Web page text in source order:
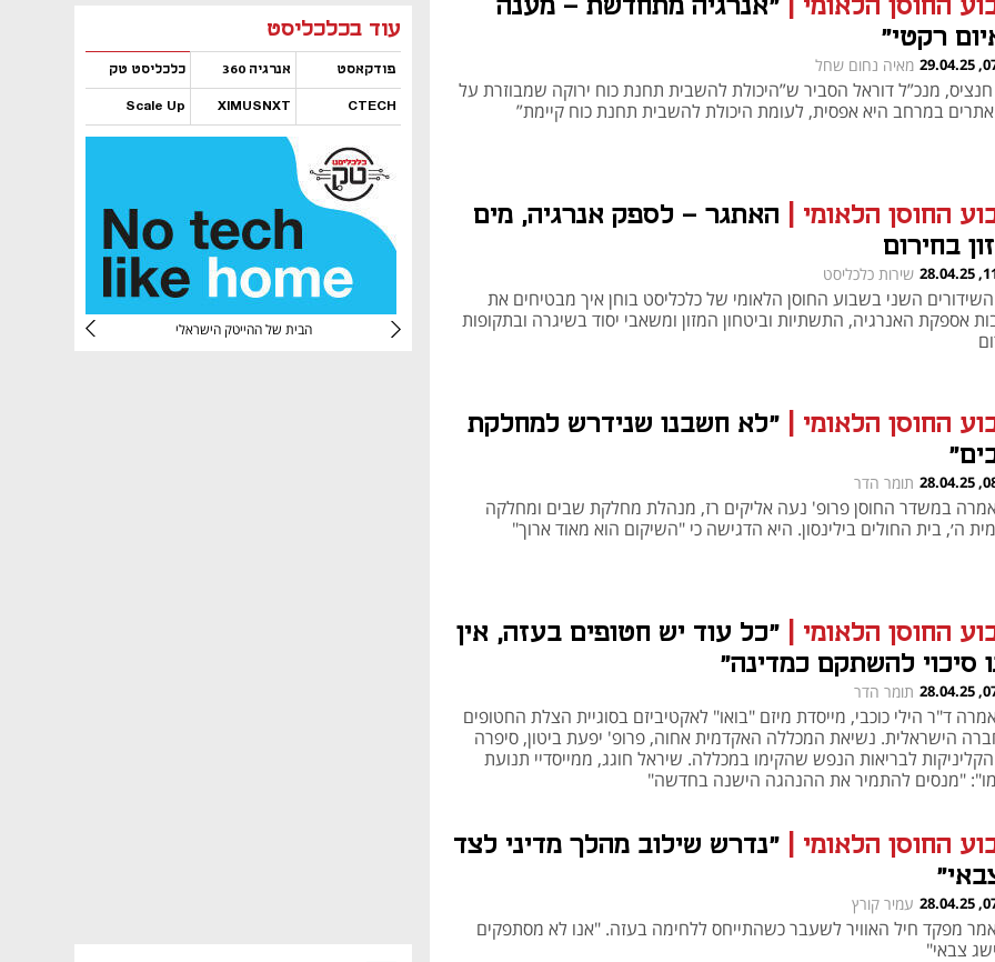
עוד בכלכליסט
פודקאסט אנרגיה 360 כלכליסט טק
CTECH
XIMUSNXT
Scale Up
נפתח בכרטיסייה חדשה
הבית של ההייטק הישראלי
נפתח בכרטיסייה חדשה
CTech – the gateway to Tech You're NXT
החוסן הלאומי
"אנרגיה מתחדשת – מענה
רקטי"
מאיה נחום שחל
חנציס, מנכ”ל דוראל הסביר ש”היכולת להשבית תחנת כוח ירוקה שמבוזרת על
החוסן הלאומי
האתגר - לספק אנרגיה, מים
בחירום
שירות כלכליסט
השידורים השני בשבוע החוסן הלאומי של כלכליסט בוחן איך מבטיחים את
אספקת האנרגיה, התשתיות וביטחון המזון ומשאבי יסוד בשיגרה ובתקופות
החוסן הלאומי
"לא חשבנו שנידרש למחלקת
תומר הדר
במשדר החוסן פרופ' נעה אליקים רז, מנהלת מחלקת שבים ומחלקה
ה׳, בית החולים בילינסון. היא הדגישה כי "השיקום הוא מאוד ארוך"
החוסן הלאומי
"כל עוד יש חטופים בעזה, אין
סיכוי להשתקם כמדינה"
תומר הדר
ד"ר הילי כוכבי, מייסדת מיזם "בואו" לאקטיביזם בסוגיית הצלת החטופים
הישראלית. נשיאת המכללה האקדמית אחוה, פרופ' יפעת ביטון, סיפרה
לבריאות הנפש שהקימו במכללה. שיראל חוגג, ממייסדיי תנועת
"מנסים להתמיר את ההנהגה הישנה בחדשה"
החוסן הלאומי
"נדרש שילוב מהלך מדיני לצד
עמיר קורץ
מפקד חיל האוויר לשעבר כשהתייחס ללחימה בעזה. "אנו לא מסתפקים
צבאי"